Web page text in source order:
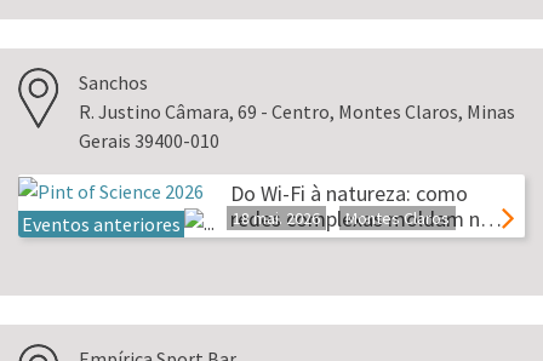
Sanchos
R. Justino Câmara, 69 - Centro, Montes Claros, Minas
Gerais 39400-010
Eventos anteriores
Do Wi-Fi à natureza: como
redes complexas moldam n…
18 mai. 2026 Montes Claros